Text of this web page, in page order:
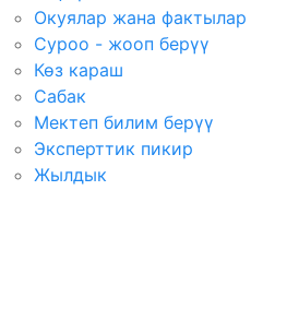
Окуялар жана фактылар
Суроо - жооп берүү
Көз караш
Сабак
Мектеп билим берүү
Эксперттик пикир
Жылдык